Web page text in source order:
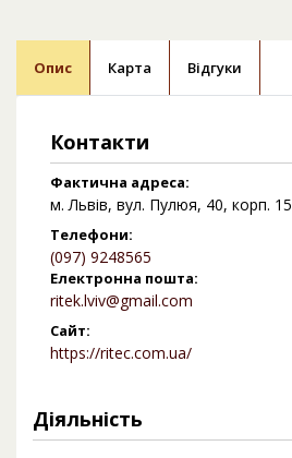
Опис Карта Відгуки
Контакти
Фактична адреса:
м. Львів, вул. Пулюя, 40, корп. 15
Телефони:
(097) 9248565
Електронна пошта:
ritek.lviv@gmail.com
Сайт:
https://ritec.com.ua/
Діяльність